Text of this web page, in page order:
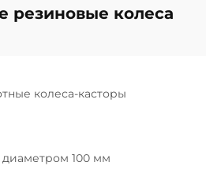
резиновые колеса
колеса-касторы
100 мм